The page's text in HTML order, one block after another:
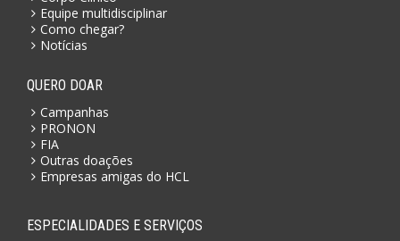
Equipe multidisciplinar
Como chegar?
Notícias
QUERO DOAR
Campanhas
PRONON
FIA
Outras doações
Empresas amigas do HCL
ESPECIALIDADES E SERVIÇOS